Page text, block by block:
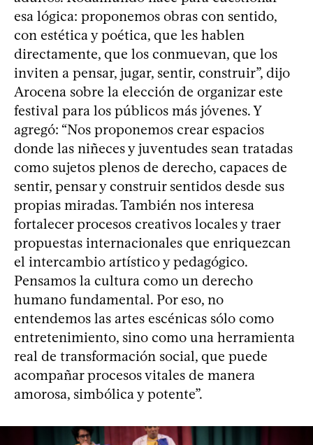
esa lógica: proponemos obras con sentido,
con estética y poética, que les hablen
directamente, que los conmuevan, que los
inviten a pensar, jugar, sentir, construir”, dijo
Arocena sobre la elección de organizar este
festival para los públicos más jóvenes. Y
agregó: “Nos proponemos crear espacios
donde las niñeces y juventudes sean tratadas
como sujetos plenos de derecho, capaces de
sentir, pensar y construir sentidos desde sus
propias miradas. También nos interesa
fortalecer procesos creativos locales y traer
propuestas internacionales que enriquezcan
el intercambio artístico y pedagógico.
Pensamos la cultura como un derecho
humano fundamental. Por eso, no
entendemos las artes escénicas sólo como
entretenimiento, sino como una herramienta
real de transformación social, que puede
acompañar procesos vitales de manera
amorosa, simbólica y potente”.